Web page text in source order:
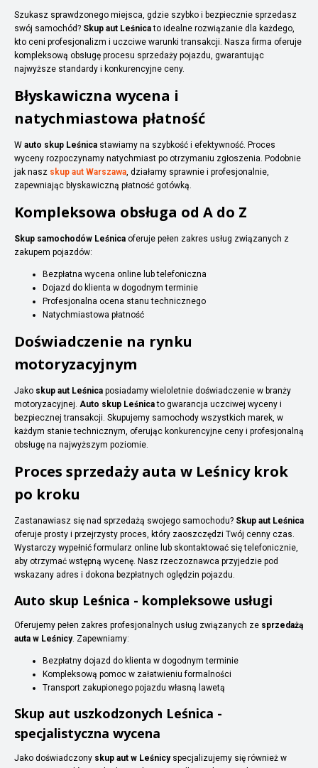
Szukasz sprawdzonego miejsca, gdzie szybko i bezpiecznie sprzedasz
swój samochód? Skup aut Leśnicato idealne rozwiązanie dla każdego,
kto ceni profesjonalizm i uczciwe warunki transakcji. Nasza firma oferuje
kompleksową obsługę procesu sprzedaży pojazdu, gwarantując
najwyższe standardy i konkurencyjne ceny.
Błyskawiczna wycena i
natychmiastowa płatność
W auto skup Leśnica stawiamy na szybkość i efektywność. Proces
wyceny rozpoczynamy natychmiast po otrzymaniu zgłoszenia. Podobnie
jak nasz skup aut Warszawa, działamy sprawnie i profesjonalnie,
zapewniając błyskawiczną płatność gotówką.
Kompleksowa obsługa od A do Z
Skup samochodów Leśnica oferuje pełen zakres usług związanych z
zakupem pojazdów:
Bezpłatna wycena online lub telefoniczna
Dojazd do klienta w dogodnym terminie
Profesjonalna ocena stanu technicznego
Natychmiastowa płatność
Doświadczenie na rynku
motoryzacyjnym
Jako skup aut Leśnica posiadamy wieloletnie doświadczenie w branży
motoryzacyjnej. Auto skup Leśnicato gwarancja uczciwej wyceny i
bezpiecznej transakcji. Skupujemy samochody wszystkich marek, w
każdym stanie technicznym, oferując konkurencyjne ceny i profesjonalną
obsługę na najwyższym poziomie.
Proces sprzedaży auta w Leśnicy krok
po kroku
Zastanawiasz się nad sprzedażą swojego samochodu? Skup aut Leśnica
oferuje prosty i przejrzysty proces, który zaoszczędzi Twój cenny czas.
Wystarczy wypełnić formularz online lub skontaktować się telefonicznie,
aby otrzymać wstępną wycenę. Nasz rzeczoznawca przyjedzie pod
wskazany adres i dokona bezpłatnych oględzin pojazdu.
Auto skup Leśnica - kompleksowe usługi
Oferujemy pełen zakres profesjonalnych usług związanych ze sprzedażą
auta w Leśnicy. Zapewniamy:
Bezpłatny dojazd do klienta w dogodnym terminie
Kompleksową pomoc w załatwieniu formalności
Transport zakupionego pojazdu własną lawetą
Skup aut uszkodzonych Leśnica -
specjalistyczna wycena
Jako doświadczony skup aut w Leśnicyspecjalizujemy się również w